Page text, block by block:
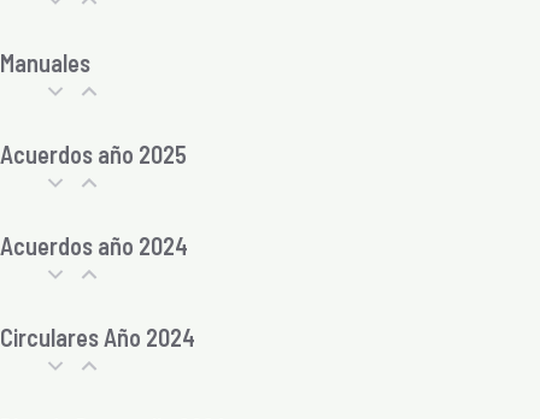
Manuales
Acuerdos año 2025
Acuerdos año 2024
Circulares Año 2024